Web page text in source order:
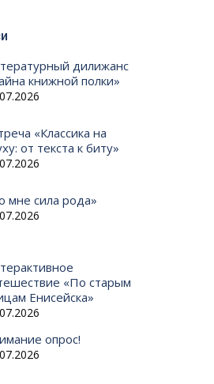
дилижанс
книжной полки»
«Классика на
от текста к биту»
мне сила рода»
«По старым
Енисейска»
опрос!